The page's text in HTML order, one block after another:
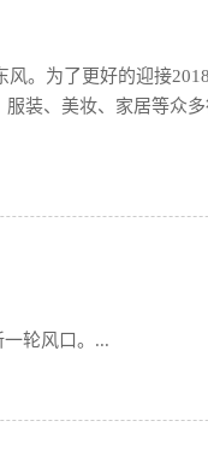
。为了更好的迎接
装、美妆、家居等众
轮风口。...